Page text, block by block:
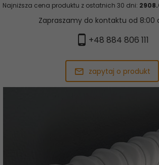
Najniższa cena produktu z ostatnich 30 dni:
Zapraszamy do kontaktu od 8:00
+48 884 806 111
zapytaj o produkt